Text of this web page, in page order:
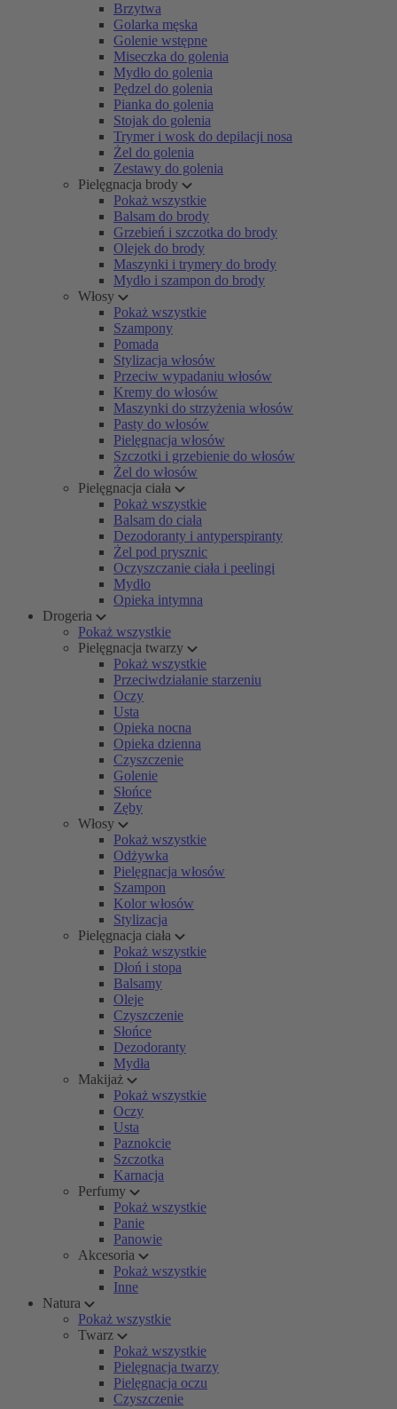
Brzytwa
Golarka męska
Golenie wstępne
Miseczka do golenia
Mydło do golenia
Pędzel do golenia
Pianka do golenia
Stojak do golenia
Trymer i wosk do depilacji nosa
Żel do golenia
Zestawy do golenia
Pielęgnacja brody
Pokaż wszystkie
Balsam do brody
Grzebień i szczotka do brody
Olejek do brody
Maszynki i trymery do brody
Mydło i szampon do brody
Włosy
Pokaż wszystkie
Szampony
Pomada
Stylizacja włosów
Przeciw wypadaniu włosów
Kremy do włosów
Maszynki do strzyżenia włosów
Pasty do włosów
Pielęgnacja włosów
Szczotki i grzebienie do włosów
Żel do włosów
Pielęgnacja ciała
Pokaż wszystkie
Balsam do ciała
Dezodoranty i antyperspiranty
Żel pod prysznic
Oczyszczanie ciała i peelingi
Mydło
Opieka intymna
Drogeria
Pokaż wszystkie
Pielęgnacja twarzy
Pokaż wszystkie
Przeciwdziałanie starzeniu
Oczy
Usta
Opieka nocna
Opieka dzienna
Czyszczenie
Golenie
Słońce
Zęby
Włosy
Pokaż wszystkie
Odżywka
Pielęgnacja włosów
Szampon
Kolor włosów
Stylizacja
Pielęgnacja ciała
Pokaż wszystkie
Dłoń i stopa
Balsamy
Oleje
Czyszczenie
Słońce
Dezodoranty
Mydła
Makijaż
Pokaż wszystkie
Oczy
Usta
Paznokcie
Szczotka
Karnacja
Perfumy
Pokaż wszystkie
Panie
Panowie
Akcesoria
Pokaż wszystkie
Inne
Natura
Pokaż wszystkie
Twarz
Pokaż wszystkie
Pielęgnacja twarzy
Pielęgnacja oczu
Czyszczenie